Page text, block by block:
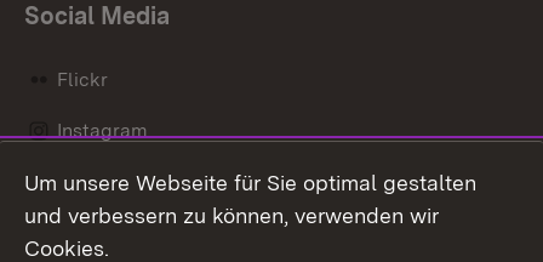
Social Media
Flickr
Instagram
Social Wall
Um unsere Webseite für Sie optimal gestalten
und verbessern zu können, verwenden wir
Cookies.